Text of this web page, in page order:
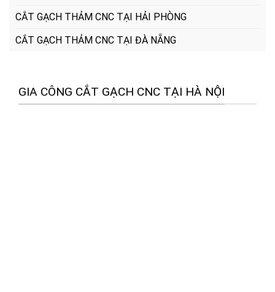
CẮT GẠCH THẢM CNC TẠI HẢI PHÒNG
CẮT GẠCH THẢM CNC TẠI ĐÀ NẴNG
GIA CÔNG CẮT GẠCH CNC TẠI HÀ NỘI